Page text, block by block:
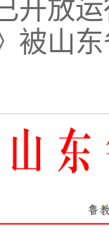
开放
被山